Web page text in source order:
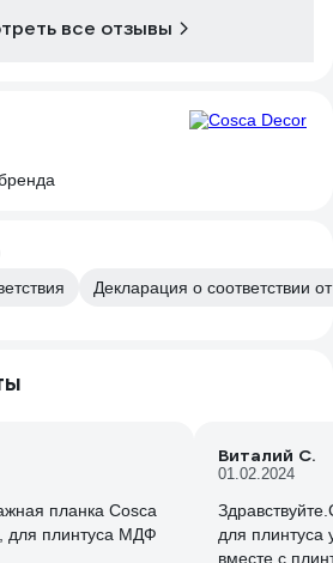
все отзывы
Декларация о соответствии
планка Cosca
для плинтуса МДФ
Виталий С.
01.02.2024
для плинтуса
вместе с